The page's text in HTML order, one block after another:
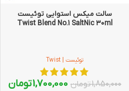
سالت میکس استوایی توئیست
Twist Blend No.1 SaltNic 30ml
توئیست | Twist
1,850,000تومان 1,700,000تومان